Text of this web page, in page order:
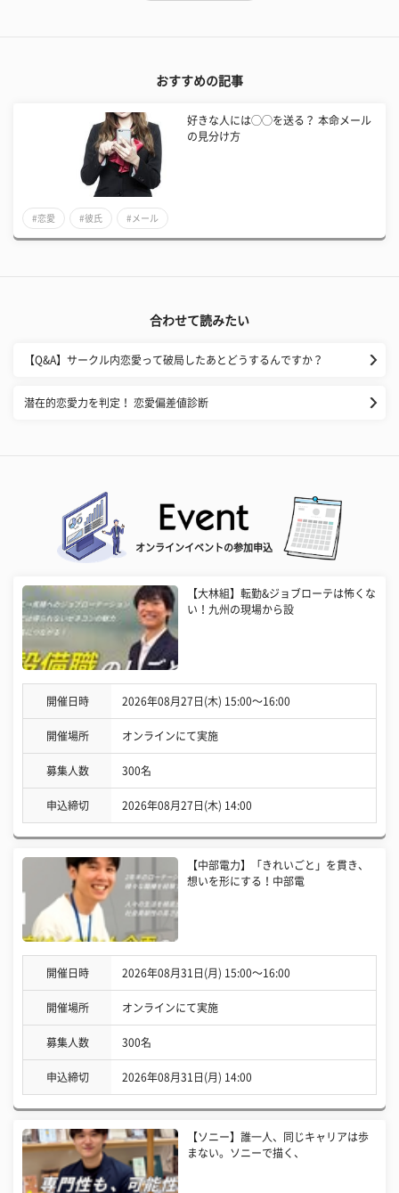
おすすめの記事
好きな人には◯◯を送る？ 本命メール
の見分け方
#恋愛 #彼氏 #メール
合わせて読みたい
【Q&A】サークル内恋愛って破局したあとどうするんですか？
潜在的恋愛力を判定！ 恋愛偏差値診断
オンラインイベントの参加申込
【大林組】転勤&ジョブローテは怖くな
い！九州の現場から設
開催日時 2026年08月27日(木) 15:00〜16:00
開催場所 オンラインにて実施
募集人数 300名
申込締切 2026年08月27日(木) 14:00
【中部電力】「きれいごと」を貫き、
想いを形にする！中部電
開催日時 2026年08月31日(月) 15:00〜16:00
開催場所 オンラインにて実施
募集人数 300名
申込締切 2026年08月31日(月) 14:00
【ソニー】誰一人、同じキャリアは歩
まない。ソニーで描く、